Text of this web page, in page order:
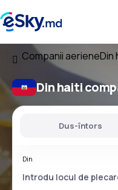
Companii aerieneDin
Din haiti
Dus-întors
Din